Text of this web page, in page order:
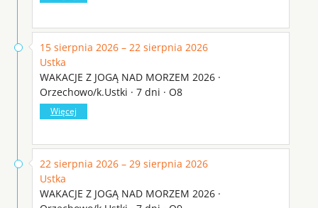
15 sierpnia 2026 – 22 sierpnia 2026
Ustka
WAKACJE Z JOGĄ NAD MORZEM 2026 ·
Orzechowo/k.Ustki · 7 dni · O8
Więcej
22 sierpnia 2026 – 29 sierpnia 2026
Ustka
WAKACJE Z JOGĄ NAD MORZEM 2026 ·